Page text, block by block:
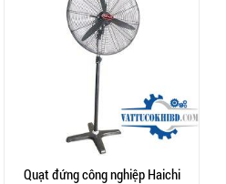
Quạt đứng công nghiệp Haichi